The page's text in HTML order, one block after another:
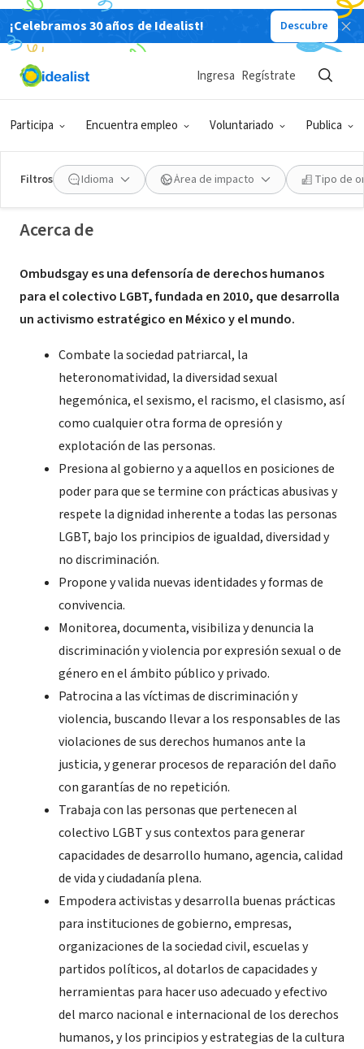
¡Celebramos 30 años de Idealist! Descubre
Participa Encuentra empleo Voluntariado Publica
Ingresa Regístrate
Filtros Idioma Área de impacto Tipo de
Ombudsgay
Ciudad de México, Ciudad de México, México
Acerca de
Ombudsgay es una defensoría de derechos humanos
para el colectivo LGBT, fundada en 2010, que desarrolla
un activismo estratégico en México y el mundo.
Combate la sociedad patriarcal, la
heteronomatividad, la diversidad sexual
hegemónica, el sexismo, el racismo, el clasismo, así
como cualquier otra forma de opresión y
explotación de las personas.
Presiona al gobierno y a aquellos en posiciones de
poder para que se termine con prácticas abusivas y
respete la dignidad inherente a todas las personas
LGBT, bajo los principios de igualdad, diversidad y
no discriminación.
Propone y valida nuevas identidades y formas de
convivencia.
Monitorea, documenta, visibiliza y denuncia la
discriminación y violencia por expresión sexual o de
género en el ámbito público y privado.
Patrocina a las víctimas de discriminación y
violencia, buscando llevar a los responsables de las
violaciones de sus derechos humanos ante la
justicia, y generar procesos de reparación del daño
con garantías de no repetición.
Trabaja con las personas que pertenecen al
colectivo LGBT y sus contextos para generar
capacidades de desarrollo humano, agencia, calidad
de vida y ciudadanía plena.
Empodera activistas y desarrolla buenas prácticas
para instituciones de gobierno, empresas,
organizaciones de la sociedad civil, escuelas y
partidos políticos, al dotarlos de capacidades y
herramientas para hacer uso adecuado y efectivo
del marco nacional e internacional de los derechos
humanos, y los principios y estrategias de la cultura